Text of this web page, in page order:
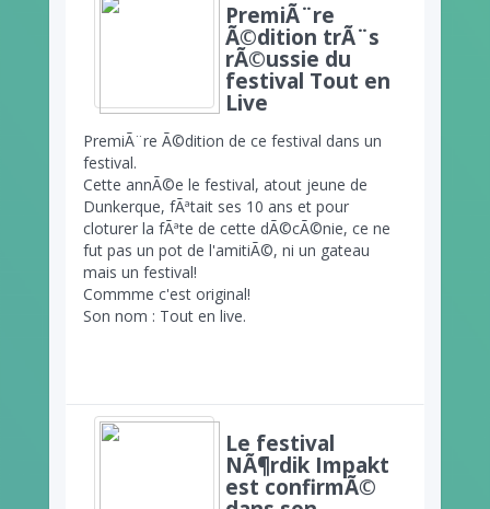
PremiÃ¨re
Ã©dition trÃ¨s
rÃ©ussie du
festival Tout en
Live
PremiÃ¨re Ã©dition de ce festival dans un
festival.
Cette annÃ©e le festival, atout jeune de
Dunkerque, fÃªtait ses 10 ans et pour
cloturer la fÃªte de cette dÃ©cÃ©nie, ce ne
fut pas un pot de l'amitiÃ©, ni un gateau
mais un festival!
Commme c'est original!
Son nom : Tout en live.
Le festival
NÃ¶rdik Impakt
est confirmÃ©